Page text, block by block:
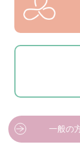
一般の